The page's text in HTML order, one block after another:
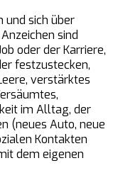
und sich über
sind
oder der Karriere,
festzustecken,
verstärktes
im Alltag, der
(neues Auto, neue
Kontakten
dem eigenen